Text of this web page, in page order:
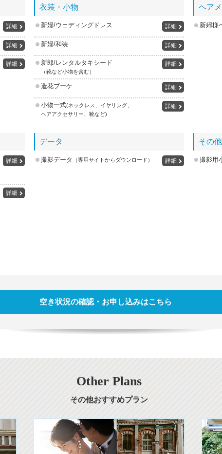
詳細
詳細
詳細
衣装・小物
新婦/ウェディングドレス 詳細
新婦/和装 詳細
新郎/レンタルタキシード
（靴など小物を含む）
詳細
造花ブーケ 詳細
小物一式(ネックレス、イヤリング、
ヘアアクセサリー、靴など)
詳細
ヘア
新婦様
詳細
詳細
データ
撮影データ （専用サイトからダウンロード） 詳細
その他
撮影用
空き状況の確認・お申し込みはこちら
Other Plans
その他おすすめプラン